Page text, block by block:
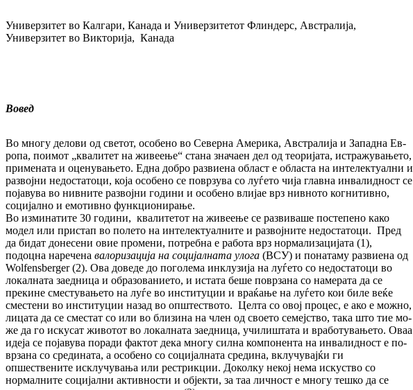
Универзитет во Калгари, Канада и Универзитетот Флиндерс, Австралија,
Универзитет во Викторија, Канада
Вовед
Во многу делови од светот, особено во Се­вер­на Америка, Австралија и Западна Ев­
ро­па, поимот „квалитет на живеење“ стана зна­ча­ен дел од теоријата, истражувањето,
при­ме­на­та и оценувањето. Една добро развиена об­ласт е областа на интелектуални и
раз­вој­ни недостатоци, која особено се поврзува со лу­ѓе­то чија главна инвалидност се
појавува во нив­ните развојни години и особено влијае врз нивното когнитивно,
социјално и емо­тив­но функционирање.
Во изминатите 30 години, квалитетот на жи­веење се развиваше постепено како
модел или пристап во полето на интелектуалните и раз­војните недостатоци. Пред
да бидат до­не­сени овие промени, потребна е работа врз нор­ма­лизацијата (1),
подоцна наречена ва­ло­ри­за­ција на социјалната улога (ВСУ) и по­на­та­му развиена од
Wolfensberger (2). Ова до­веде до поголема инклузија на луѓето со не­достатоци во
локалната заедница и об­ра­зо­ванието, и истата беше поврзана со на­ме­ра­та да се
прекинe сместувањето на луѓе во ин­ституции и враќање на луѓето кои биле веќе
сместени во институции назад во оп­штес­твото. Целта со овој процес, е ако е мож­но,
лицата да се сместат со или во бли­зи­­на на член од своето семејство, така што тие мо­
же да го искусат животот во ло­кал­на­та заед­ница, училиштата и вработувањето. Оваа
идеја се појавува поради фактот дека мно­гу силна компонента на инвалидност е по­­
вр­зана со средината, а особено со со­ци­јал­ната сре­дина, вклучувајќи ги
опшествените ис­клу­чувања или рестрикции. Доколку некој не­ма искуство со
нормалните социјални ак­тив­ности и објекти, за таа личност е многу теш­ко да се